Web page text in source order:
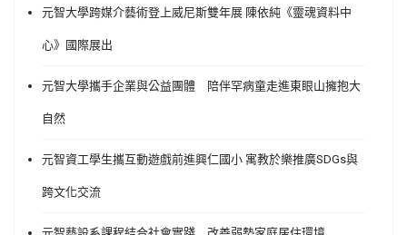
元智大學跨媒介藝術登上威尼斯雙年展 陳依純《靈魂資料中
心》國際展出
元智大學攜手企業與公益團體 陪伴罕病童走進東眼山擁抱大
自然
元智資工學生攜互動遊戲前進興仁國小 寓教於樂推廣SDGs與
跨文化交流